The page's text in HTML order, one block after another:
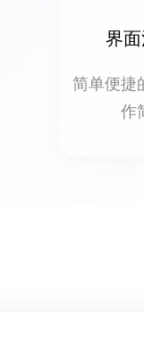
界
简单便捷
作